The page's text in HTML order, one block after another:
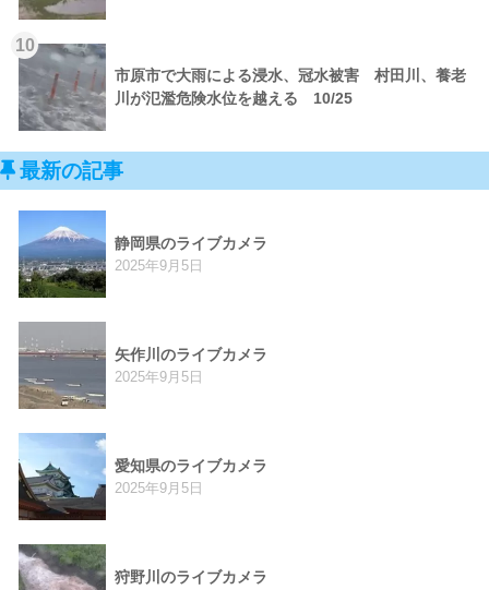
10
市原市で大雨による浸水、冠水被害 村田川、養老
川が氾濫危険水位を越える 10/25
最新の記事
静岡県のライブカメラ
2025年9月5日
矢作川のライブカメラ
2025年9月5日
愛知県のライブカメラ
2025年9月5日
狩野川のライブカメラ